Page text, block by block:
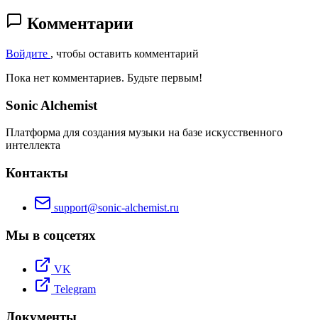
Комментарии
Войдите , чтобы оставить комментарий
Пока нет комментариев. Будьте первым!
Sonic Alchemist
Платформа для создания музыки на базе искусственного
интеллекта
Контакты
support@sonic-alchemist.ru
Мы в соцсетях
VK
Telegram
Документы